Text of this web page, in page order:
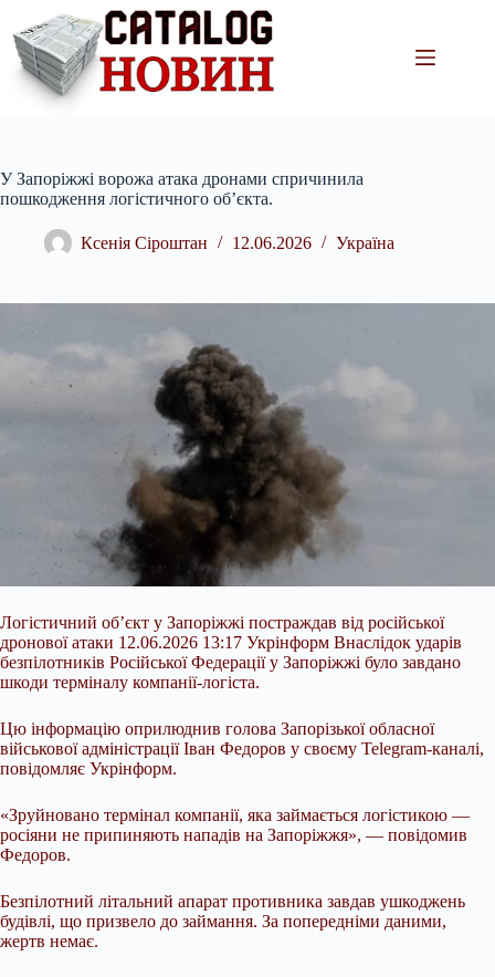
вмісту
У Запоріжжі ворожа атака дронами спричинила
пошкодження логістичного об’єкта.
Ксенія Сіроштан 12.06.2026 Україна
Логістичний об’єкт у Запоріжжі постраждав від російської
дронової атаки 12.06.2026 13:17 Укрінформ Внаслідок ударів
безпілотників Російської Федерації у Запоріжжі було завдано
шкоди терміналу компанії-логіста.
Цю інформацію оприлюднив голова Запорізької обласної
військової адміністрації Іван Федоров у своєму Telegram-каналі,
повідомляє Укрінформ.
«Зруйновано термінал компанії, яка займається логістикою —
росіяни не припиняють нападів на Запоріжжя», — повідомив
Федоров.
Безпілотний літальний апарат противника завдав ушкоджень
будівлі, що призвело до займання. За попередніми даними,
жертв немає.